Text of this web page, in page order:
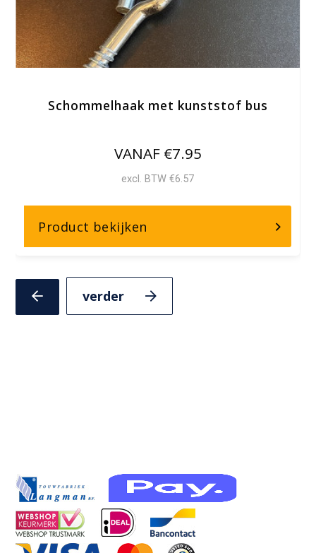
Schommelhaak met kunststof bus
VANAF €7.95
excl. BTW €6.57
Product bekijken
Schommelhaak
kunststof
bus
Vorige
slide
Volgende